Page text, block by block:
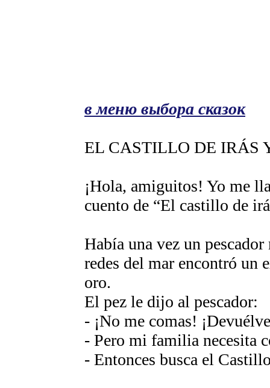
в меню выбора сказок
EL CASTILLO DE IRÁS
¡Hola, amiguitos! Yo me
cuento de “El castillo de
Había una vez un
redes del mar encontró un
oro.
El pez le dijo al pescador:
- ¡No me comas!
- Pero mi familia necesita
- Entonces busca el